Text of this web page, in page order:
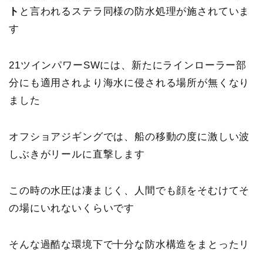
ト と言われるステラ同様の防水処理が施されていま
す
21ツインパワーSWには、新たにラインローラー部
分にも適用されより海水に侵される場所が無くなり
ました
オフショアジギングでは、船の移動の度に激しい波
しぶきがリールに直撃します
この時の水圧は凄まじく、人間でも顔をそむけてそ
の場にいれないくらいです
そんな過酷な環境下で十分な防水構造をまとったリ